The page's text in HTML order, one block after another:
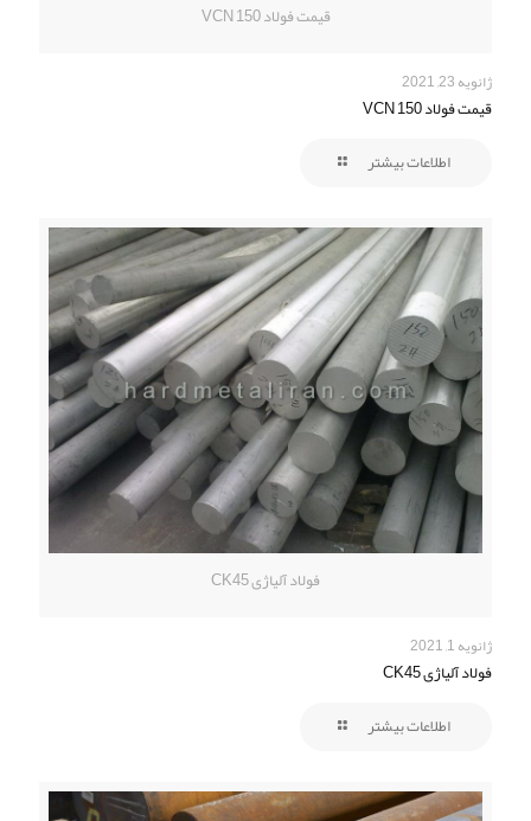
قیمت فولاد VCN 150
ژانویه 23, 2021
قیمت فولاد VCN 150
اطلاعات بیشتر
فولاد آلیاژی CK45
ژانویه 1, 2021
فولاد آلیاژی CK45
اطلاعات بیشتر